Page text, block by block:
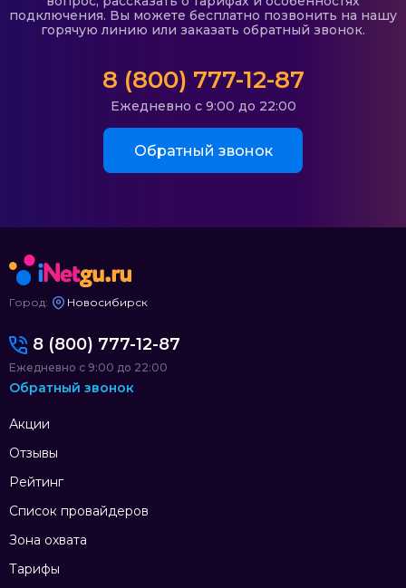
подключения. Вы можете бесплатно позвонить на нашу
горячую линию или заказать обратный звонок.
8 (800) 777-12-87
Ежедневно с 9:00 до 22:00
Обратный звонок
Город: Новосибирск
Акции
Отзывы
Рейтинг
Список провайдеров
Зона охвата
Тарифы
8 (800) 777-12-87
Ежедневно с 9:00 до 22:00
Обратный звонок